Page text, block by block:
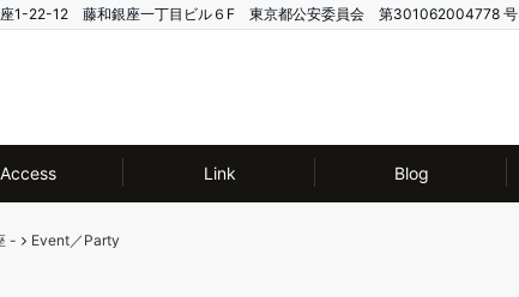
座1-22-12 藤和銀座一丁目ビル６F 東京都公安委員会 第301062004778 号
Access Link Blog
- Event／Party